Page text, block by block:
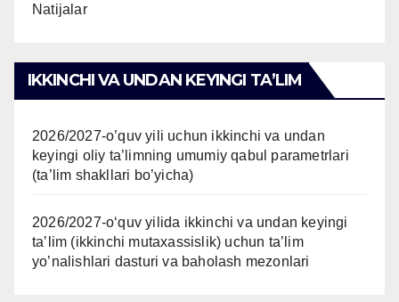
Natijalar
IKKINCHI VA UNDAN KEYINGI TAʼLIM
2026/2027-o’quv yili uchun ikkinchi va undan
keyingi oliy ta’limning umumiy qabul parametrlari
(ta’lim shakllari bo’yicha)
2026/2027-oʻquv yilida ikkinchi va undan keyingi
taʼlim (ikkinchi mutaxassislik) uchun ta’lim
yo’nalishlari dasturi va baholash mezonlari